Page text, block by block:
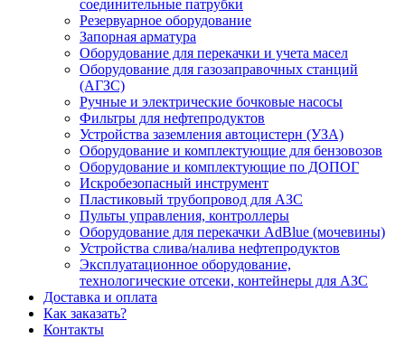
соединительные патрубки
Резервуарное оборудование
Запорная арматура
Оборудование для перекачки и учета масел
Оборудование для газозаправочных станций
(АГЗС)
Ручные и электрические бочковые насосы
Фильтры для нефтепродуктов
Устройства заземления автоцистерн (УЗА)
Оборудование и комплектующие для бензовозов
Оборудование и комплектующие по ДОПОГ
Искробезопасный инструмент
Пластиковый трубопровод для АЗС
Пульты управления, контроллеры
Оборудование для перекачки AdBlue (мочевины)
Устройства слива/налива нефтепродуктов
Эксплуатационное оборудование,
технологические отсеки, контейнеры для АЗС
Доставка и оплата
Как заказать?
Контакты